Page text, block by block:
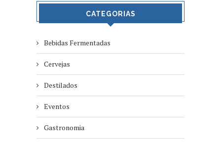
CATEGORIAS
Bebidas Fermentadas
Cervejas
Destilados
Eventos
Gastronomia